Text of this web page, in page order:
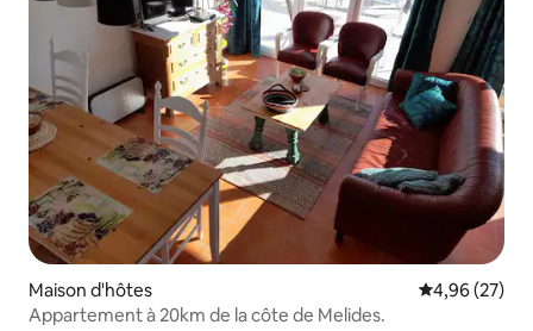
Maison d'hôtes Évaluation
4,96 (27)
Appartement à 20km de la côte de Melides.